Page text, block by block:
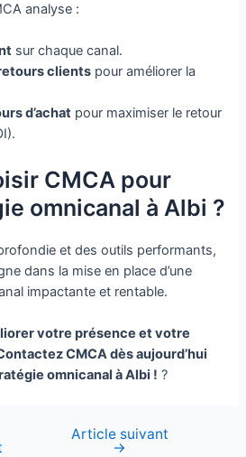
analyse :
sur chaque canal.
clients pour améliorer la
d’achat pour maximiser le retour
CMCA pour
omnicanal à Albi ?
et des outils performants,
dans la mise en place d’une
impactante et rentable.
votre présence et votre
CMCA dès aujourd’hui
omnicanal à Albi ! ?
Article suivant
→